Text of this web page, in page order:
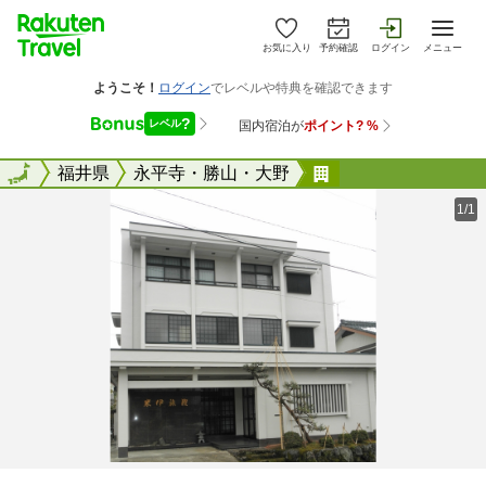
お気に入り 予約確認 ログイン メニュー
全国福井県 永平寺・勝山・大野
全国
1/1